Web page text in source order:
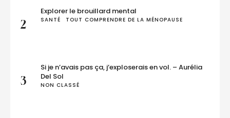
2
Explorer le brouillard mental
SANTÉ TOUT COMPRENDRE DE LA MÉNOPAUSE
3
Si je n’avais pas ça, j’exploserais en vol. – Aurélia
Del Sol
NON CLASSÉ